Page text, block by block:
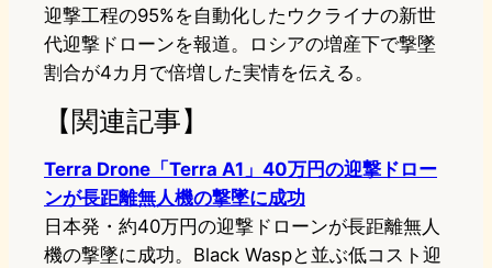
迎撃工程の95%を自動化したウクライナの新世
代迎撃ドローンを報道。ロシアの増産下で撃墜
割合が4カ月で倍増した実情を伝える。
【関連記事】
Terra Drone「Terra A1」40万円の迎撃ドロー
ンが長距離無人機の撃墜に成功
日本発・約40万円の迎撃ドローンが長距離無人
機の撃墜に成功。Black Waspと並ぶ低コスト迎